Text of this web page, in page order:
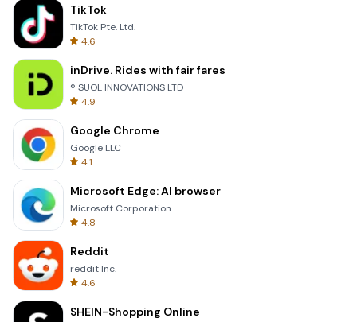
TikTok
TikTok Pte. Ltd.
4.6
inDrive. Rides with fair fares
® SUOL INNOVATIONS LTD
4.9
Google Chrome
Google LLC
4.1
Microsoft Edge: AI browser
Microsoft Corporation
4.8
Reddit
reddit Inc.
4.6
SHEIN-Shopping Online